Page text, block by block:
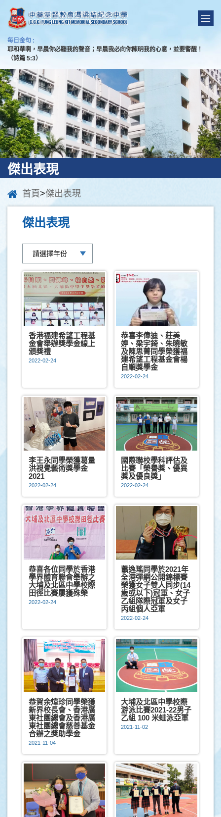
每日金句 :
耶和華啊，早晨你必聽我的聲音；早晨我必向你陳明我的心意，並要警醒！
（詩篇 5:3）
傑出表現
首頁>傑出表現
傑出表現
香港福建希望工程基
金會舉辦獎學金線上
頒獎禮
2022-02-24
恭喜李偉迪、莊美
婷、梁宇錡、朱曉敏
及陳思菁同學榮獲福
建希望工程基金會楊
自順獎學金
2022-02-24
李王永同學榮獲葛量
洪視覺藝術獎學金
2021
2022-02-24
國際聯校學科評估及
比賽「榮譽獎、優異
獎及優良獎」
2022-02-24
恭喜各位同學於香港
學界體育聯會舉辦之
大埔及北區中學校際
田徑比賽屢獲殊榮
2022-02-24
蕭逸瑤同學於2021年
全港彈網公開錦標賽
榮獲女子雙人同步(14
歲或以下)冠軍、女子
乙組隊際冠軍及女子
丙組個人亞軍
2022-02-24
恭賀余煒珍同學榮獲
新界校長會、香港廣
東社團總會及香港廣
東社團總會慈善基金
合辦之獎助學金
2021-11-04
大埔及北區中學校際
游泳比賽2021-22男子
乙組 100 米蛙泳亞軍
2021-11-02